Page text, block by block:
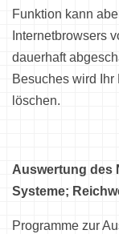
Funktion kann
Internetbrowsers
dauerhaft
Besuches wird
löschen.
Auswertung des
Systeme;
Programme zur